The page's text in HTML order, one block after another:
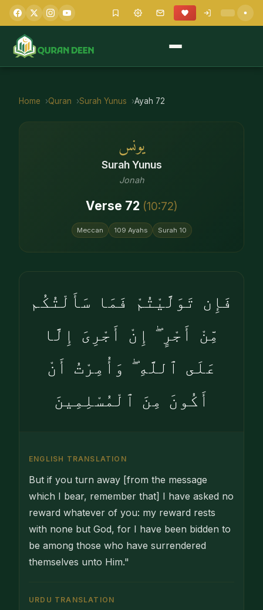
Home Quran Surah Yunus Ayah 72
يونس
SurahYunus
Jonah
Verse 72 (10:72)
Meccan 109 Ayahs Surah 10
فَإِن تَوَلَّيْتُمْ فَمَا سَأَلْتُكُم
مِّنْ أَجْرٍ ۖ إِنْ أَجْرِىَ إِلَّا
عَلَى ٱللَّهِ ۖ وَأُمِرْتُ أَنْ
أَكُونَ مِنَ ٱلْمُسْلِمِينَ
ENGLISH TRANSLATION
But if you turn away [from the message
which I bear, remember that] I have asked no
reward whatever of you: my reward rests
with none but God, for I have been bidden to
be among those who have surrendered
themselves unto Him."
URDU TRANSLATION